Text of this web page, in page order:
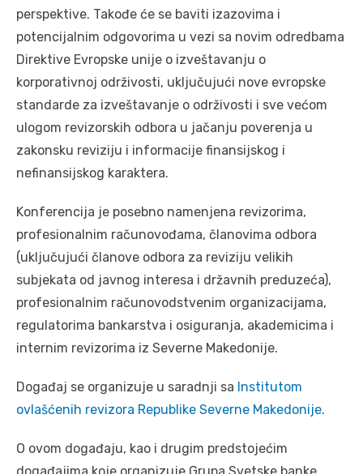
perspektive. Takođe će se baviti izazovima i
potencijalnim odgovorima u vezi sa novim odredbama
Direktive Evropske unije o izveštavanju o
korporativnoj održivosti, uključujući nove evropske
standarde za izveštavanje o održivosti i sve većom
ulogom revizorskih odbora u jačanju poverenja u
zakonsku reviziju i informacije finansijskog i
nefinansijskog karaktera.
Konferencija je posebno namenjena revizorima,
profesionalnim računovođama, članovima odbora
(uključujući članove odbora za reviziju velikih
subjekata od javnog interesa i državnih preduzeća),
profesionalnim računovodstvenim organizacijama,
regulatorima bankarstva i osiguranja, akademicima i
internim revizorima iz Severne Makedonije.
Događaj se organizuje u saradnji sa Institutom
ovlašćenih revizora Republike Severne Makedonije.
O ovom događaju, kao i drugim predstojećim